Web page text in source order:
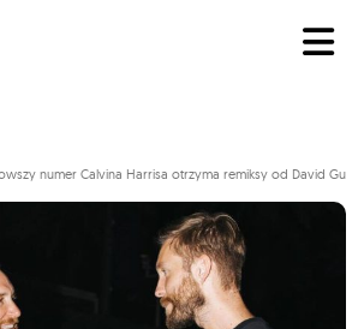
numer Calvina Harrisa otrzyma remiksy od David